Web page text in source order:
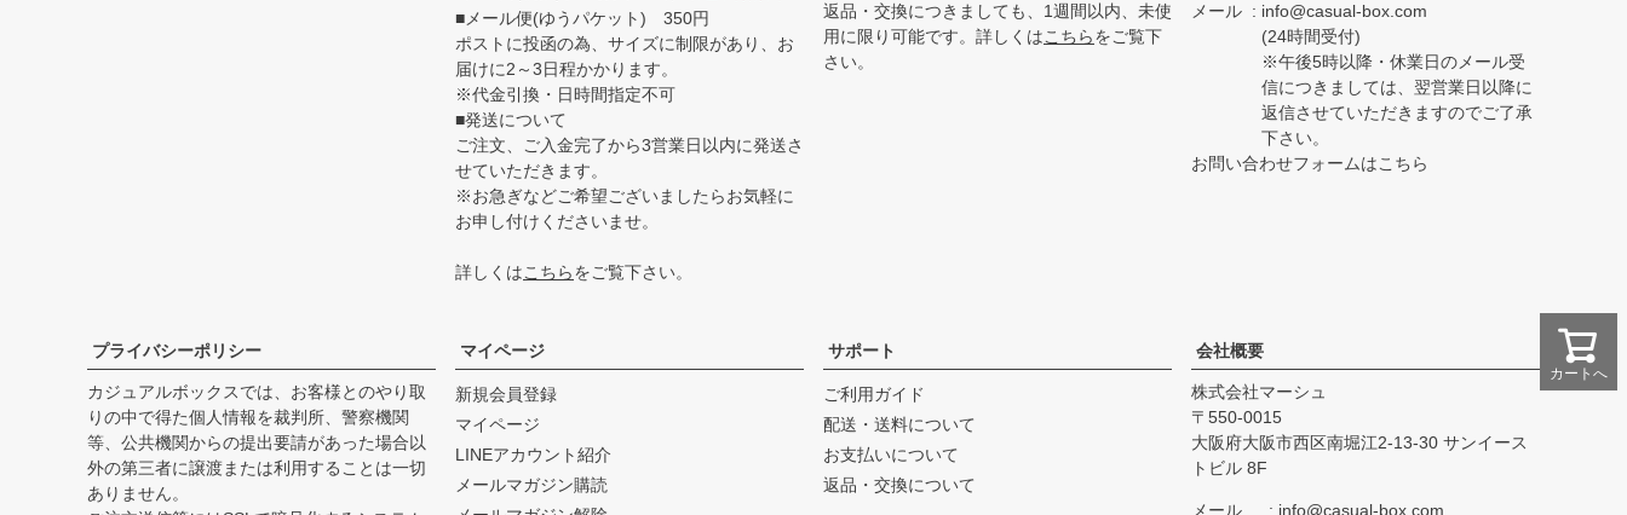
カートへ
■メール便(ゆうパケット) 350円
ポストに投函の為、サイズに制限があり、お
届けに2～3日程かかります。
※代金引換・日時間指定不可
■発送について
ご注文、ご入金完了から3営業日以内に発送さ
せていただきます。
※お急ぎなどご希望ございましたらお気軽に
お申し付けくださいませ。
詳しくはこちらをご覧下さい。
返品・交換につきましても、1週間以内、未使
用に限り可能です。詳しくはこちらをご覧下
さい。
メール
info@casual-box.com
(24時間受付)
※午後5時以降・休業日のメール受
信につきましては、翌営業日以降に
返信させていただきますのでご了承
下さい。
お問い合わせフォームはこちら
プライバシーポリシー
カジュアルボックスでは、お客様とのやり取
りの中で得た個人情報を裁判所、警察機関
等、公共機関からの提出要請があった場合以
外の第三者に譲渡または利用することは一切
ありません。
マイページ
新規会員登録
マイページ
LINEアカウント紹介
メールマガジン購読
サポート
ご利用ガイド
配送・送料について
お支払いについて
返品・交換について
会社概要
株式会社マーシュ
550-0015
大阪府大阪市西区南堀江2-13-30 サンイース
トビル 8F
メール info@casual-box.com